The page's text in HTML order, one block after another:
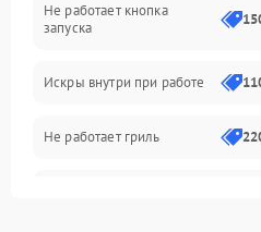
Нагрев и приготовление
Программное обеспечение
Не работает кнопка
запуска
Искры внутри при работе
Не работает гриль